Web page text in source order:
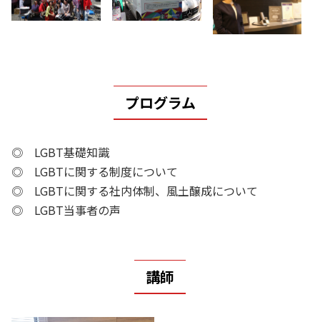
プログラム
◎ LGBT基礎知識
◎ LGBTに関する制度について
◎ LGBTに関する社内体制、風土醸成について
◎ LGBT当事者の声
講師